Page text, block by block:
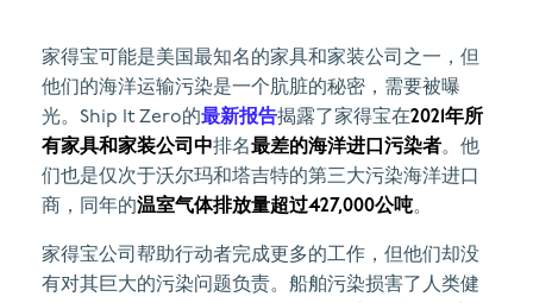
家得宝可能是美国最知名的家具和家装公司之一，但
他们的海洋运输污染是一个肮脏的秘密，需要被曝
光。Ship It Zero的最新报告揭露了家得宝在2021年所
有家具和家装公司中排名最差的海洋进口污染者。他
们也是仅次于沃尔玛和塔吉特的第三大污染海洋进口
商，同年的温室气体排放量超过427,000公吨。
家得宝公司帮助行动者完成更多的工作，但他们却没
有对其巨大的污染问题负责。船舶污染损害了人类健